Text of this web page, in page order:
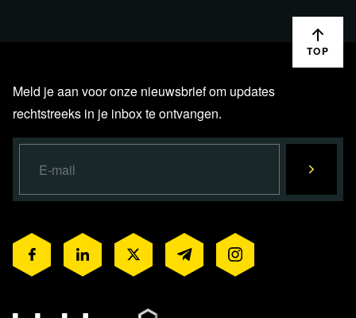
TOP
Meld je aan voor onze nieuwsbrief om updates
rechtstreeks in je inbox te ontvangen.